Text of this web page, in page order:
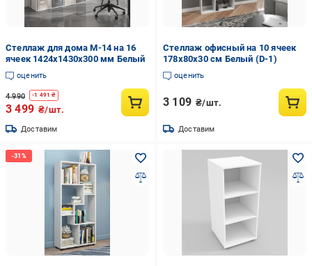
Стеллаж для дома М-14 на 16
ячеек 1424x1430x300 мм Белый
оценить
4 990 -1 491 ₴
3 499 ₴/шт.
Доставим
Стеллаж офисный на 10 ячеек
178х80х30 см Белый (D-1)
оценить
3 109 ₴/шт.
Доставим